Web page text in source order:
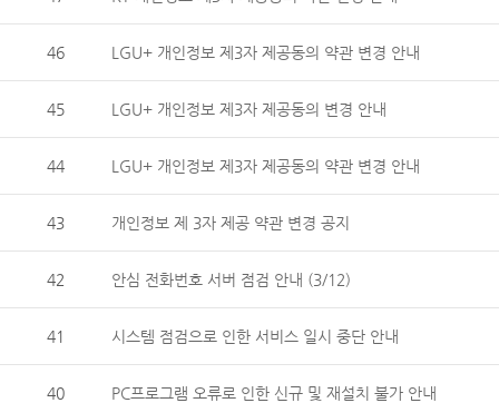
46 LGU+ 개인정보 제3자 제공동의 약관 변경 안내
45 LGU+ 개인정보 제3자 제공동의 변경 안내
44 LGU+ 개인정보 제3자 제공동의 약관 변경 안내
43 개인정보 제 3자 제공 약관 변경 공지
42 안심 전화번호 서버 점검 안내 (3/12)
41 시스템 점검으로 인한 서비스 일시 중단 안내
40 PC프로그램 오류로 인한 신규 및 재설치 불가 안내